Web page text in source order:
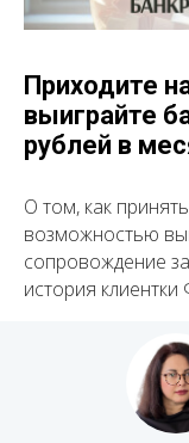
Приходите
выиграйте
рублей в
О том, как
возможностью
сопровождение
история